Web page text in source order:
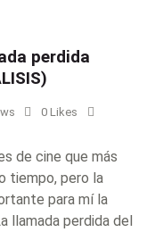
perdida
0 Likes
de cine que más
tiempo, pero la
para mí la
llamada perdida del